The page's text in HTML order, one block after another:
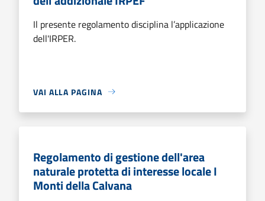
Il presente regolamento disciplina l’applicazione
dell'IRPER.
VAI ALLA PAGINA
Regolamento di gestione dell'area
naturale protetta di interesse locale I
Monti della Calvana